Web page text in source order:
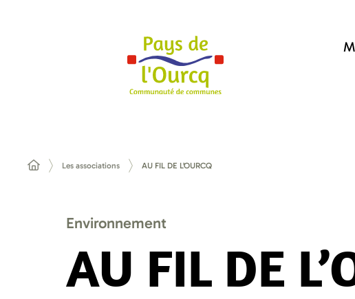
Les associations AU FIL DE L’OURCQ
Environnement
AU FIL DE